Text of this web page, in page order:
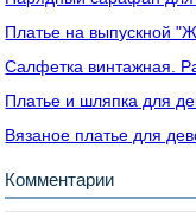
Платье на выпускной
Салфетка винтажная.
Платье и шляпка для
Вязаное платье для
Комментарии